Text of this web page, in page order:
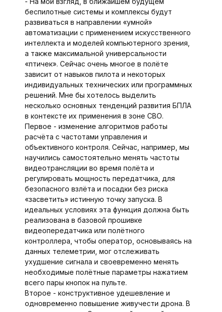
беспилотные системы и комп­лексы будут
развиваться в направлении «умной»
автоматизации с применением искусственного
интеллекта и моделей компьютерного зрения,
а также максимальной универсальности
«птичек». Сейчас очень многое в полёте
зависит от навыков пилота и некоторых
индивидуальных технических или программных
решений. Мне бы хотелось выделить
несколько основных тенденций развития БПЛА
в контексте их применения в зоне СВО.
Первое - изменение алгоритмов работы
расчёта с частотами управления и
объективного контроля. Сейчас, например, мы
научились самостоятельно менять час­тоты
видеотрансляции во время полёта и
регулировать мощность передатчика, для
безопасного взлёта и посадки без риска
«засветить» истинную точку запуска. В
идеальных условиях эта функция должна быть
реа­лизована в базовой прошивке
видеопередатчика или полётного
контроллера, чтобы оператор, основываясь на
данных телеметрии, мог отслеживать
ухудшение сигнала и своевременно менять
необходимые полётные параметры нажатием
всего пары кнопок на пульте.
Второе - конструктивное удешевление и
одновременно повышение живучести дрона. В